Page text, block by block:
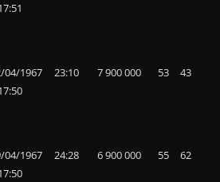
04/1967
23:10 7 900 000 53 43
04/1967
24:28 6 900 000 55 62